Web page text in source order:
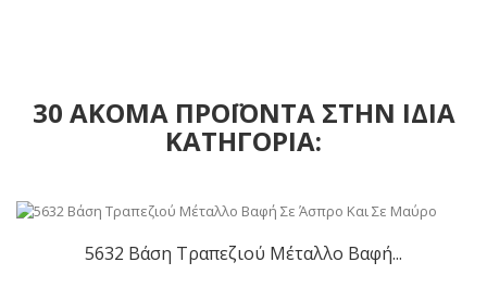
30 ΑΚΌΜΑ ΠΡΟΪΌΝΤΑ ΣΤΗΝ ΊΔΙΑ
ΚΑΤΗΓΟΡΊΑ:
Αγορά
5632 Βάση Τραπεζιού Μέταλλο Βαφή...